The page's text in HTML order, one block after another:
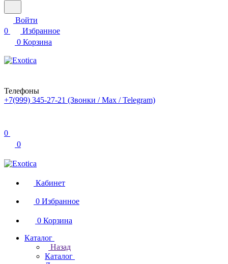
Войти
0
Избранное
0 Корзина
Телефоны
+7(999) 345-27-21 (Звонки / Max / Telegram)
0
0
Кабинет
0 Избранное
0 Корзина
Каталог
Назад
Каталог